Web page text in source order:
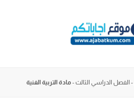
- الفصل الدراسي الثالث - مادة التربية الفنية